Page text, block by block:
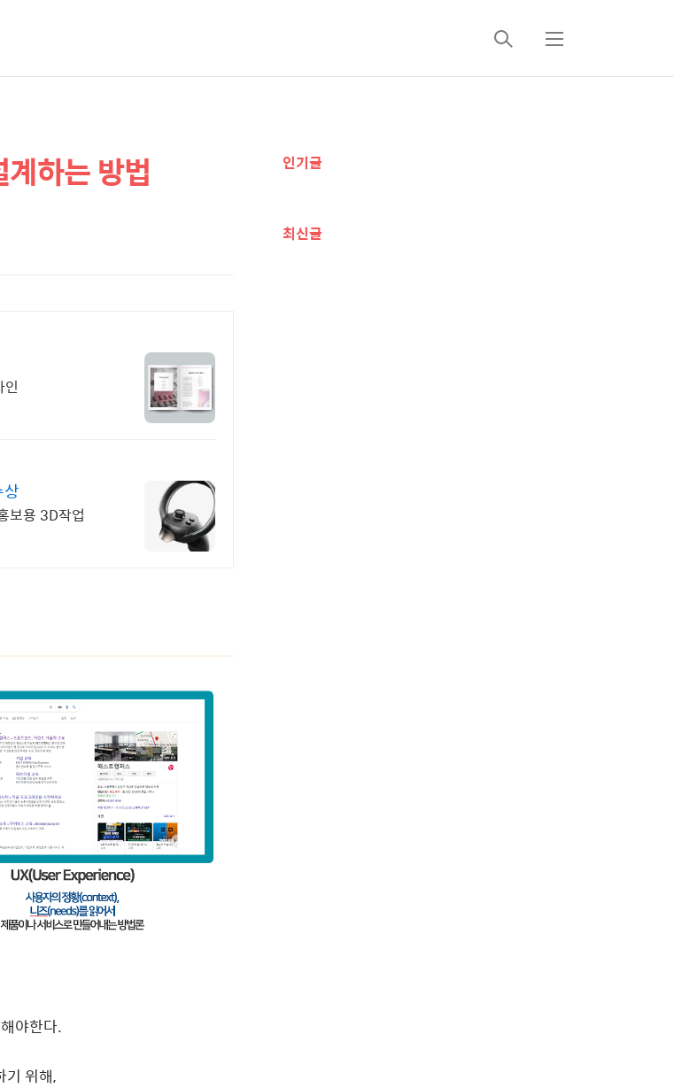
검
메
하는 방법
보용 3D작업
야한다.
기 위해,
추
보
인기글
최신글